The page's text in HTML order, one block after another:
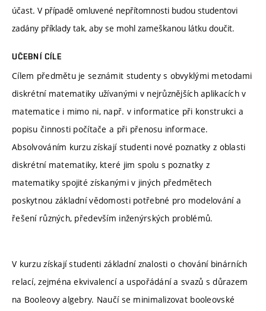
účast. V případě omluvené nepřítomnosti budou studentovi
zadány příklady tak, aby se mohl zameškanou látku doučit.
UČEBNÍ CÍLE
Cílem předmětu je seznámit studenty s obvyklými metodami
diskrétní matematiky užívanými v nejrůznějších aplikacích v
matematice i mimo ni, např. v informatice při konstrukci a
popisu činnosti počítače a při přenosu informace.
Absolvováním kurzu získají studenti nové poznatky z oblasti
diskrétní matematiky, které jim spolu s poznatky z
matematiky spojité získanými v jiných předmětech
poskytnou základní vědomosti potřebné pro modelování a
řešení různých, především inženýrských problémů.
V kurzu získají studenti základní znalosti o chování binárních
relací, zejména ekvivalencí a uspořádání a svazů s důrazem
na Booleovy algebry. Naučí se minimalizovat booleovské